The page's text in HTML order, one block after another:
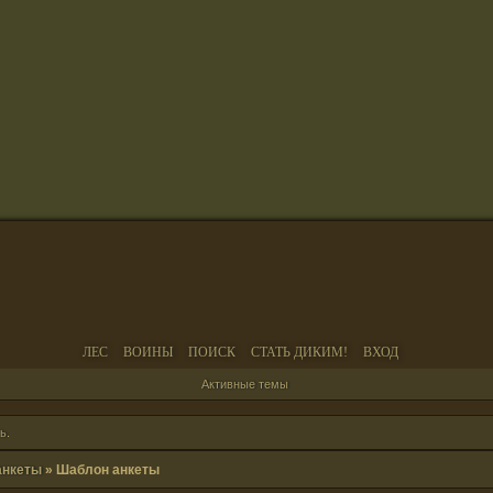
ЛЕС ВОИНЫ ПОИСК СТАТЬ ДИКИМ! ВХОД
Активные темы
»Шаблон анкеты